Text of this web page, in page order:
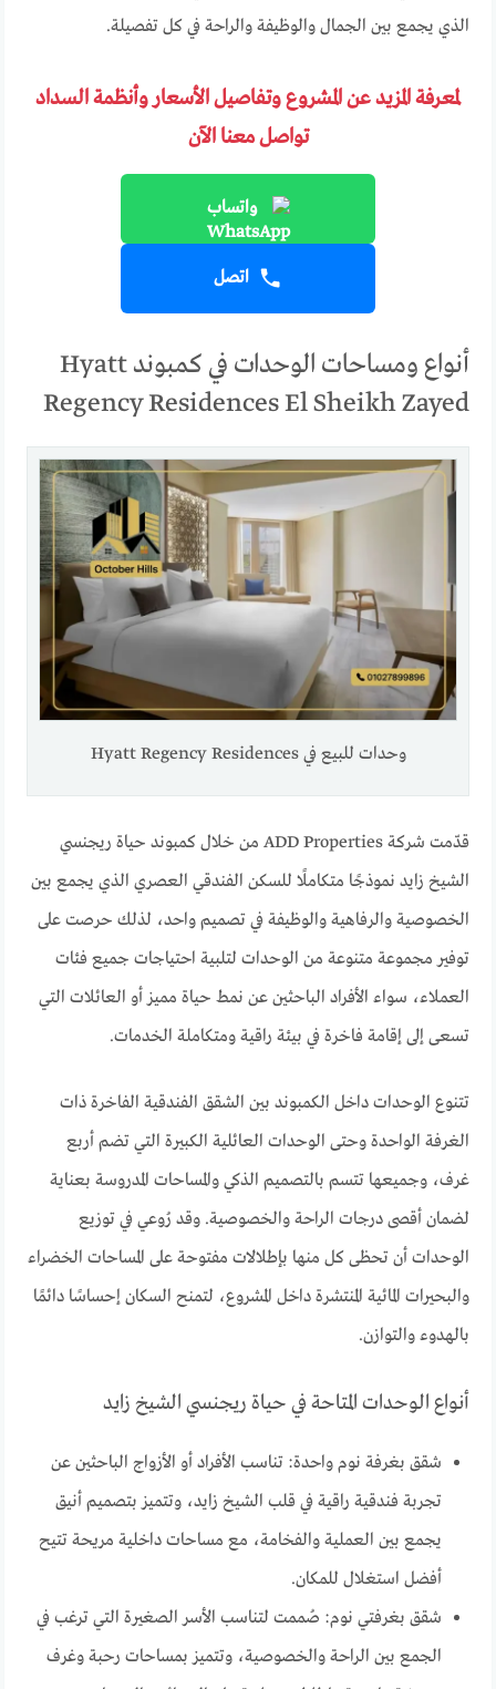
الذي يجمع بين الجمال والوظيفة والراحة في كل تفصيلة.
لمعرفة المزيد عن المشروع وتفاصيل الأسعار وأنظمة السداد
تواصل معنا الآن
واتساب
اتصل
أنواع ومساحات الوحدات في كمبوند Hyatt
Regency Residences El Sheikh Zayed
وحدات للبيع في Hyatt Regency Residences
قدّمت شركة ADD Properties من خلال كمبوند حياة ريجنسي
الشيخ زايد نموذجًا متكاملًا للسكن الفندقي العصري الذي يجمع بين
الخصوصية والرفاهية والوظيفة في تصميم واحد، لذلك حرصت على
توفير مجموعة متنوعة من الوحدات لتلبية احتياجات جميع فئات
العملاء، سواء الأفراد الباحثين عن نمط حياة مميز أو العائلات التي
تسعى إلى إقامة فاخرة في بيئة راقية ومتكاملة الخدمات.
تتنوع الوحدات داخل الكمبوند بين الشقق الفندقية الفاخرة ذات
الغرفة الواحدة وحتى الوحدات العائلية الكبيرة التي تضم أربع
غرف، وجميعها تتسم بالتصميم الذكي والمساحات المدروسة بعناية
لضمان أقصى درجات الراحة والخصوصية. وقد رُوعي في توزيع
الوحدات أن تحظى كل منها بإطلالات مفتوحة على المساحات الخضراء
والبحيرات المائية المنتشرة داخل المشروع، لتمنح السكان إحساسًا دائمًا
بالهدوء والتوازن.
أنواع الوحدات المتاحة في حياة ريجنسي الشيخ زايد
شقق بغرفة نوم واحدة: تناسب الأفراد أو الأزواج الباحثين عن
تجربة فندقية راقية في قلب الشيخ زايد، وتتميز بتصميم أنيق
يجمع بين العملية والفخامة، مع مساحات داخلية مريحة تتيح
أفضل استغلال للمكان.
شقق بغرفتي نوم: صُممت لتناسب الأسر الصغيرة التي ترغب في
الجمع بين الراحة والخصوصية، وتتميز بمساحات رحبة وغرف